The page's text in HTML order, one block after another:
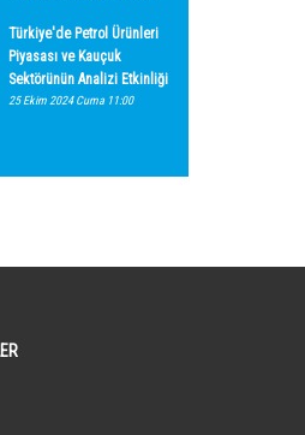
Türkiye'de Petrol Ürünleri
Piyasası ve Kauçuk
Sektörünün Analizi Etkinliği
25 Ekim 2024 Cuma 11:00